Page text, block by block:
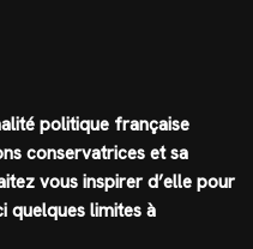
politique française
conservatrices et sa
vous inspirer d’elle pour
quelques limites à